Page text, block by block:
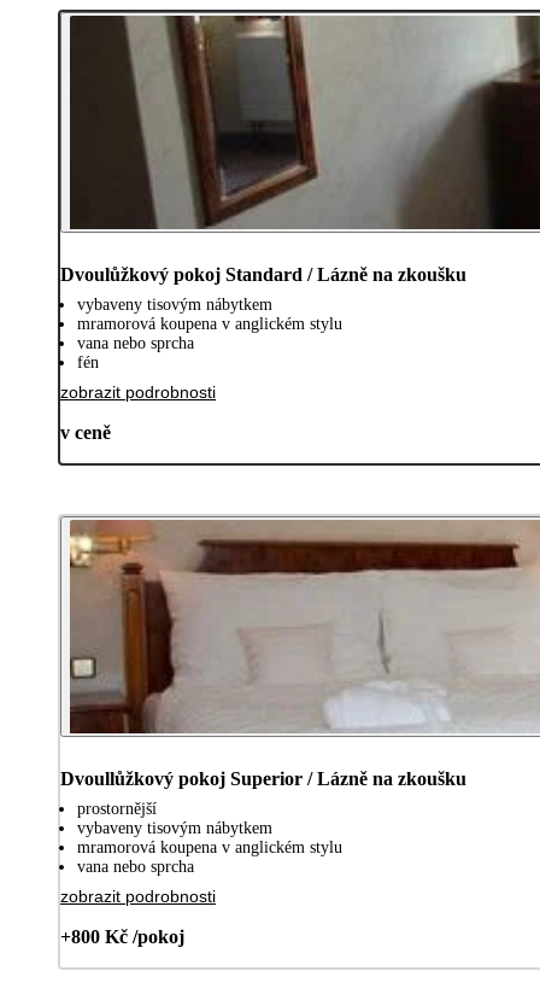
Dvoulůžkový pokoj Standard / Lázně na zkoušku
vybaveny tisovým nábytkem
mramorová koupena v anglickém stylu
vana nebo sprcha
fén
zobrazit podrobnosti
v ceně
Dvoullůžkový pokoj Superior / Lázně na zkoušku
prostornější
vybaveny tisovým nábytkem
mramorová koupena v anglickém stylu
vana nebo sprcha
zobrazit podrobnosti
+800 Kč /pokoj